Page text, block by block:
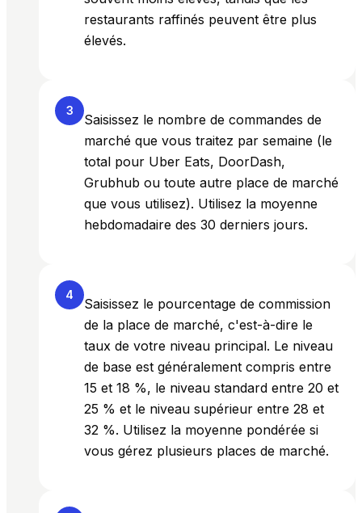
restaurants raffinés peuvent être plus
élevés.
3
Saisissez le nombre de commandes de
marché que vous traitez par semaine (le
total pour Uber Eats, DoorDash,
Grubhub ou toute autre place de marché
que vous utilisez). Utilisez la moyenne
hebdomadaire des 30 derniers jours.
4
Saisissez le pourcentage de commission
de la place de marché, c'est-à-dire le
taux de votre niveau principal. Le niveau
de base est généralement compris entre
15 et 18 %, le niveau standard entre 20 et
25 % et le niveau supérieur entre 28 et
32 %. Utilisez la moyenne pondérée si
vous gérez plusieurs places de marché.